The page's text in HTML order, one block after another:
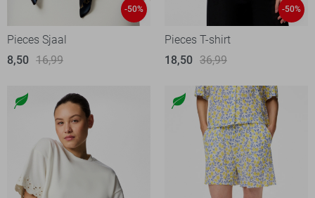
-50%
Pieces Sjaal
8,50 16,99
-50%
Pieces T-shirt
18,50 36,99